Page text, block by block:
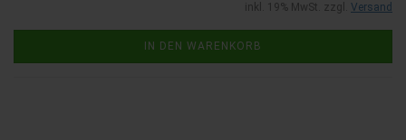
inkl. 19% MwSt. zzgl. Versand
IN DEN WARENKORB